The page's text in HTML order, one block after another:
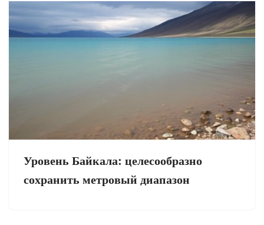
Уровень Байкала: целесообразно
сохранить метровый диапазон